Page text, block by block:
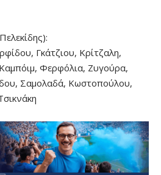
Γκάτζιου, Κρίτζαλη,
Φερφόλια, Ζυγούρα,
Σαμολαδά, Κωστοπούλου,